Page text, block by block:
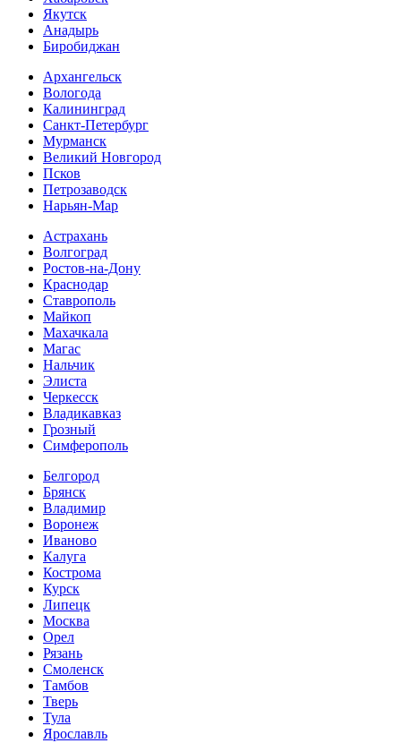
Якутск
Анадырь
Биробиджан
Архангельск
Вологода
Калининград
Санкт-Петербург
Мурманск
Великий Новгород
Псков
Петрозаводск
Нарьян-Мар
Астрахань
Волгоград
Ростов-на-Дону
Краснодар
Ставрополь
Майкоп
Махачкала
Магас
Нальчик
Элиста
Черкесск
Владикавказ
Грозный
Симферополь
Белгород
Брянск
Владимир
Воронеж
Иваново
Калуга
Кострома
Курск
Липецк
Москва
Орел
Рязань
Смоленск
Тамбов
Тверь
Тула
Ярославль